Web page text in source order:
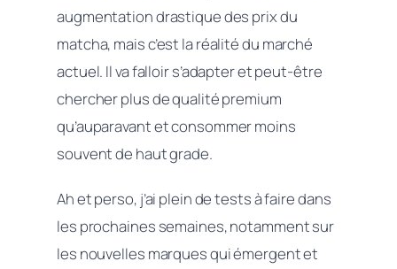
augmentation drastique des prix du
matcha, mais c’est la réalité du marché
actuel. Il va falloir s’adapter et peut-être
chercher plus de qualité premium
qu’auparavant et consommer moins
souvent de haut grade.
Ah et perso, j’ai plein de tests à faire dans
les prochaines semaines, notamment sur
les nouvelles marques qui émergent et